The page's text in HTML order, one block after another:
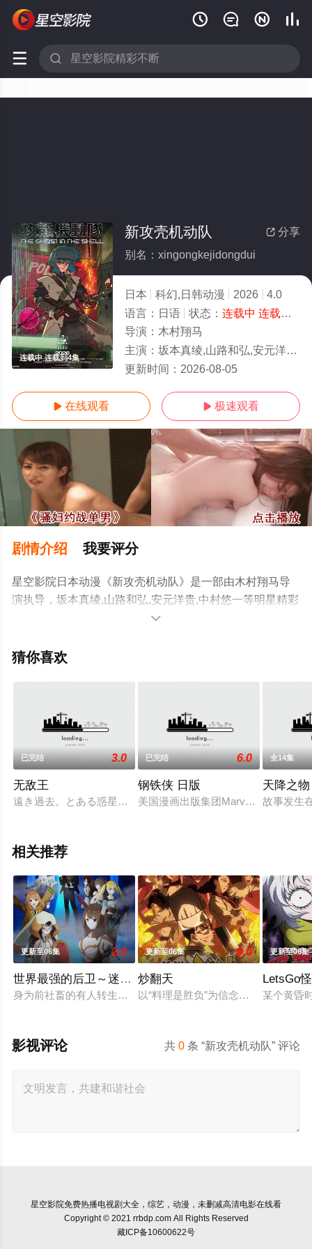
   
 
连载中 连载到4集
 分享
新攻壳机动队
别名：xingongkejidongdui
日本 科幻,日韩动漫 2026
4.0
语言： 日语 状态： 连载中 连载到4集
导演： 木村翔马
主演： 坂本真绫,山路和弘,安元洋贵,中村悠一
更新时间： 2026-08-05
 在线观看  极速观看
剧情介绍 我要评分
星空影院日本动漫《新攻壳机动队》是一部由木村翔马导
演执导，坂本真绫,山路和弘,安元洋贵,中村悠一等明星精彩
演绎的日本动漫，手机免费观看高清无删减完整版动漫全
视猫或剧情网等平台了解。

猜你喜欢
已完结 3.0
无敌王
遠き過去。とある惑星にて文明を築きし「ゼノ・パレス」は
已完结 6.0
钢铁侠 日版
美国漫画出版集团Marvel Comics和
全14集
天降之物
故事发生
相关推荐
更新至06集 2.0
世界最强的后卫～迷宫国的新人探索者～
身为前社畜的有人转生后担任起来路不明的职业『后卫』，但
更新至06集 9.0
炒翻天
以“料理是胜负”为信念、“中国菜霸
更新至06集
LetsGo
某个黄昏
共0 条 “新攻壳机动队” 评论
影视评论
星空影院免费热播电视剧大全，综艺，动漫，未删减高清电影在线看
Copyright © 2021 rrbdp.com All Rights Reserved
藏ICP备10600622号